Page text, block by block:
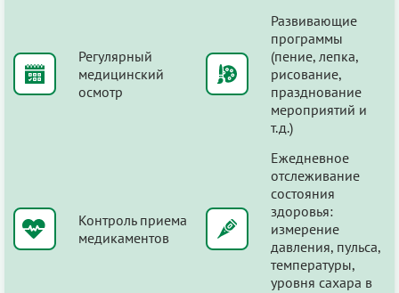
Регулярный
медицинский
осмотр
Развивающие
программы
(пение, лепка,
рисование,
празднование
мероприятий и
т.д.)
Контроль приема
медикаментов
Ежедневное
отслеживание
состояния
здоровья:
измерение
давления, пульса,
температуры,
уровня сахара в